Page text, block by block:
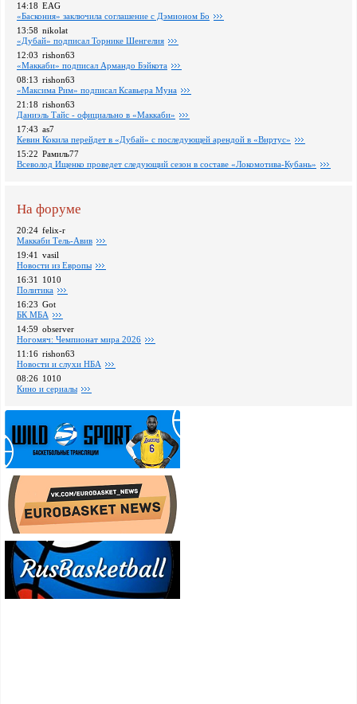
14:18 EAG
«Баскония» заключила соглашение с Дэмионом Бо
13:58 nikolat
«Дубай» подписал Торнике Шенгелия
12:03 rishon63
«Маккаби» подписал Армандо Бэйкота
08:13 rishon63
«Максима Рим» подписал Ксавьера Муна
21:18 rishon63
Даниэль Тайс - официально в «Маккаби»
17:43 as7
Кевин Кокила перейдет в «Дубай» с последующей арендой в «Виртус»
15:22 Рамиль77
Всеволод Ищенко проведет следующий сезон в составе «Локомотива-Кубань»
На форуме
20:24 felix-r
Маккаби Тель-Авив
19:41 vasil
Новости из Европы
16:31
1010
Политика
16:23 Got
БК МБА
14:59 observer
Ногомяч: Чемпионат мира 2026
11:16 rishon63
Новости и слухи НБА
08:26 1010
Кино и сериалы